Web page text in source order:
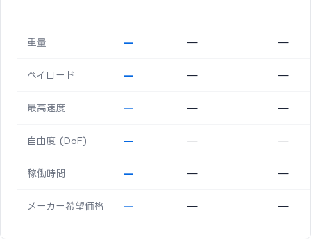
重量 — — —
ペイロード — — —
最高速度 — — —
自由度 (DoF) — — —
稼働時間 — — —
メーカー希望価格 — — —